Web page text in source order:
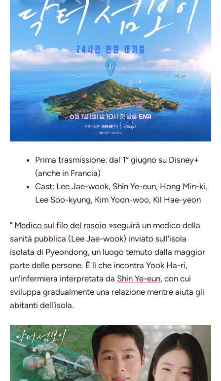
Prima trasmissione: dal 1° giugno su Disney+
(anche in Francia)
Cast: Lee Jae-wook, Shin Ye-eun, Hong Min-ki,
Lee Soo-kyung, Kim Yoon-woo, Kil Hae-yeon
" Medico sul filo del rasoio »seguirà un medico della
sanità pubblica (Lee Jae-wook) inviato sull'isola
isolata di Pyeondong, un luogo temuto dalla maggior
parte delle persone. È lì che incontra Yook Ha-ri,
un'infermiera interpretata da Shin Ye-eun, con cui
sviluppa gradualmente una relazione mentre aiuta gli
abitanti dell'isola.